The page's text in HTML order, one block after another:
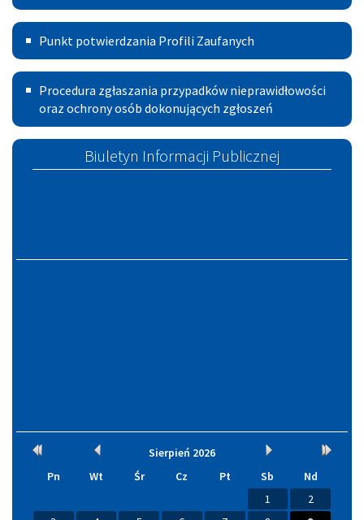
z
sesji
Rady
Miejskiej
Szczucinie
ogólny
Gminy
Szczucin
Punkt
potwierdzania
Profili
Zaufanych
Punkt potwierdzania Profili Zaufanych
Procedura
zgłoszeń
Procedura zgłaszania przypadków nieprawidłowości
oraz ochrony osób dokonujących zgłoszeń
Biuletyn Informacji Publicznej
Kalendarium
Rok
Miesiąc
wcześniej
Sierpień 2026
Miesiąc
Rok
Pn Wt Śr Cz Pt Sb
Nd
1
2